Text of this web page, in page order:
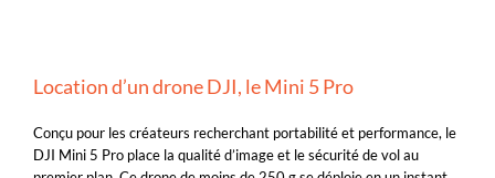
Location d’un drone DJI, le Mini 5 Pro
Conçu pour les créateurs recherchant portabilité et performance, le
DJI Mini 5 Pro place la qualité d’image et le sécurité de vol au